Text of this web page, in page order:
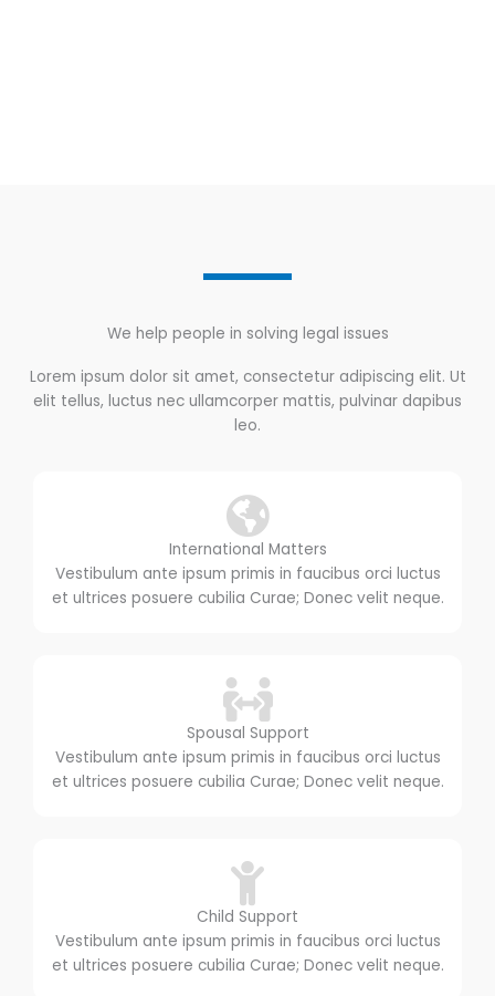
We help people in solving legal issues
Lorem ipsum dolor sit amet, consectetur adipiscing elit. Ut
elit tellus, luctus nec ullamcorper mattis, pulvinar dapibus
leo.
International Matters
Vestibulum ante ipsum primis in faucibus orci luctus
et ultrices posuere cubilia Curae; Donec velit neque.
Spousal Support
Vestibulum ante ipsum primis in faucibus orci luctus
et ultrices posuere cubilia Curae; Donec velit neque.
Child Support
Vestibulum ante ipsum primis in faucibus orci luctus
et ultrices posuere cubilia Curae; Donec velit neque.